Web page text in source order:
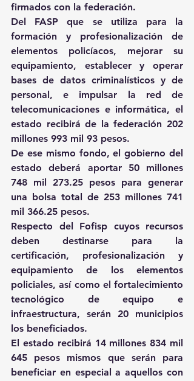
firmados con la federación.
Del FASP que se utiliza para la
formación y profesionalización de
elementos policíacos, mejorar su
equipamiento, establecer y operar
bases de datos criminalísticos y de
personal, e impulsar la red de
telecomunicaciones e informática, el
estado recibirá de la federación 202
millones 993 mil 93 pesos.
De ese mismo fondo, el gobierno del
estado deberá aportar 50 millones
748 mil 273.25 pesos para generar
una bolsa total de 253 millones 741
mil 366.25 pesos.
Respecto del Fofisp cuyos recursos
deben destinarse para la
certificación, profesionalización y
equipamiento de los elementos
policiales, así como el fortalecimiento
tecnológico de equipo e
infraestructura, serán 20 municipios
los beneficiados.
El estado recibirá 14 millones 834 mil
645 pesos mismos que serán para
beneficiar en especial a aquellos con